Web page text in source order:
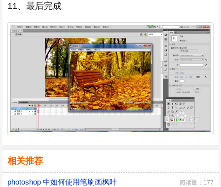
11、最后完成
相关推荐
photoshop 中如何使用笔刷画枫叶 阅读量：177